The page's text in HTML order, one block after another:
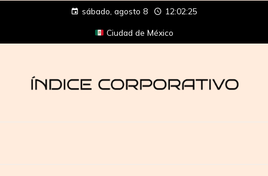
sábado, agosto 8 12:02:25
Ciudad de México